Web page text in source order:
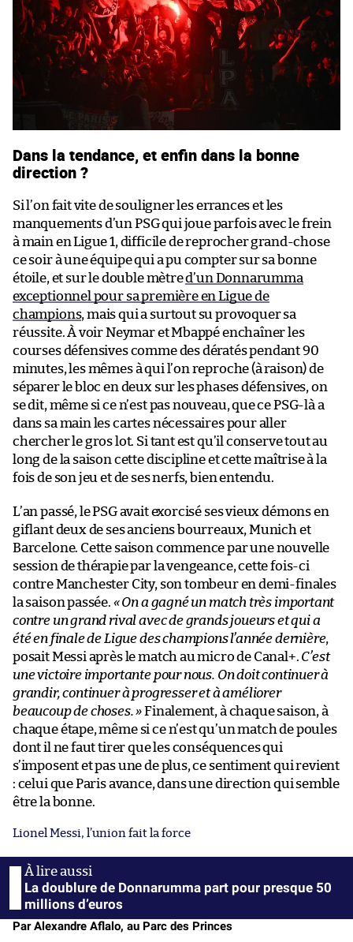
Dans la tendance, et enfin dans la bonne
direction ?
Si l’on fait vite de souligner les errances et les
manquements d’un PSG qui joue parfois avec le frein
à main en Ligue 1, difficile de reprocher grand-chose
ce soir à une équipe qui a pu compter sur sa bonne
étoile, et sur le double mètred’un Donnarumma
exceptionnel pour sa première en Ligue de
champions, mais qui a surtout su provoquer sa
réussite. À voir Neymar et Mbappé enchaîner les
courses défensives comme des dératés pendant 90
minutes, les mêmes à qui l’on reproche (à raison) de
séparer le bloc en deux sur les phases défensives, on
se dit, même si ce n’est pas nouveau, que ce PSG-là a
dans sa main les cartes nécessaires pour aller
chercher le gros lot. Si tant est qu’il conserve tout au
long de la saison cette discipline et cette maîtrise à la
fois de son jeu et de ses nerfs, bien entendu.
L’an passé, le PSG avait exorcisé ses vieux démons en
giflant deux de ses anciens bourreaux, Munich et
Barcelone. Cette saison commence par une nouvelle
session de thérapie par la vengeance, cette fois-ci
contre Manchester City, son tombeur en demi-finales
la saison passée. « On a gagné un match très important
contre un grand rival avec de grands joueurs et qui a
été en finale de Ligue des champions l’année dernière,
posait Messi après le match au micro de Canal+. C’est
une victoire importante pour nous. On doit continuer à
grandir, continuer à progresser et à améliorer
beaucoup de choses. »Finalement, à chaque saison, à
chaque étape, même si ce n’est qu’un match de poules
dont il ne faut tirer que les conséquences qui
s’imposent et pas une de plus, ce sentiment qui revient
: celui que Paris avance, dans une direction qui semble
être la bonne.
Lionel Messi, l’union fait la force
La doublure de Donnarumma part pour presque 50
millions d’euros
Par Alexandre Aflalo, au Parc des Princes